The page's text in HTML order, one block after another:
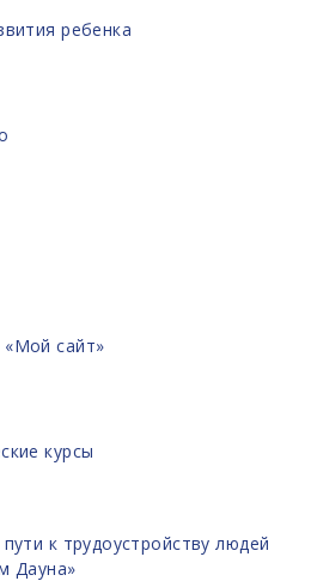
ребенка
сайт»
курсы
к трудоустройству людей
Дауна»